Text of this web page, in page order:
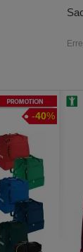
Promotion
-40%